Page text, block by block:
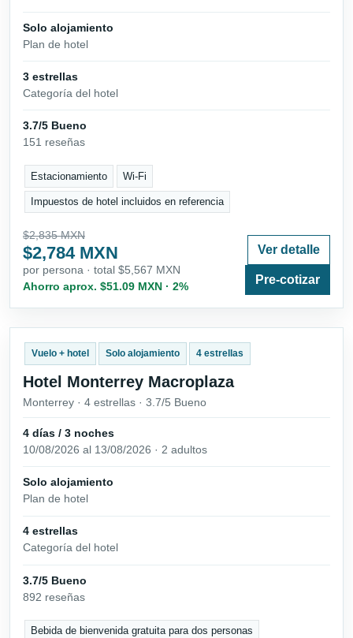
Solo alojamiento
Plan de hotel
3 estrellas
Categoría del hotel
3.7/5 Bueno
151 reseñas
Estacionamiento Wi-Fi
Impuestos de hotel incluidos en referencia
$2,835 MXN
$2,784 MXN
por persona · total $5,567 MXN
Ahorro aprox. $51.09 MXN · 2%
Ver detalle
Pre-cotizar
Vuelo + hotel Solo alojamiento 4 estrellas
Hotel Monterrey Macroplaza
Monterrey · 4 estrellas · 3.7/5 Bueno
4 días / 3 noches
10/08/2026 al 13/08/2026 · 2 adultos
Solo alojamiento
Plan de hotel
4 estrellas
Categoría del hotel
3.7/5 Bueno
892 reseñas
Bebida de bienvenida gratuita para dos personas